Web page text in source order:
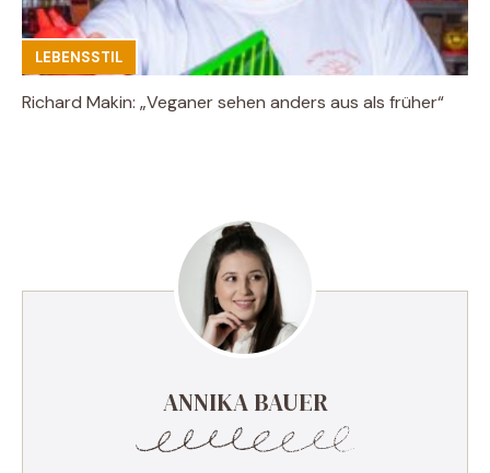
LEBENSSTIL
Richard Makin: „Veganer sehen anders aus als früher“
ANNIKA BAUER